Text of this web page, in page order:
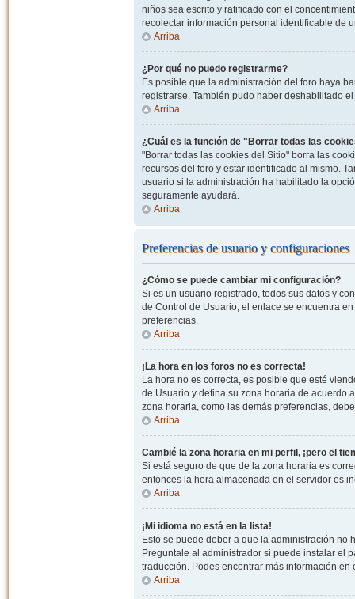
niños sea escrito y ratificado con el
recolectar información personal identificable de
Arriba
¿Por qué no puedo registrarme?
Es posible que la administración del foro haya
registrarse. También pudo haber deshabilitado
Arriba
¿Cuál es la función de "Borrar todas las
"Borrar todas las cookies del Sitio" borra las
recursos del foro y estar identificado al mismo.
usuario si la administración ha habilitado la
seguramente ayudará.
Arriba
Preferencias de usuario y configuraciones
¿Cómo se puede cambiar mi configuración?
Si es un usuario registrado, todos sus datos y
de Control de Usuario; el enlace se encuentra
preferencias.
Arriba
¡La hora en los foros no es correcta!
La hora no es correcta, es posible que esté
de Usuario y defina su zona horaria de acuerdo
zona horaria, como las demás preferencias,
Arriba
Cambié la zona horaria en mi perfil, ¡pero el
Si está seguro de que de la zona horaria es
entonces la hora almacenada en el servidor es
Arriba
¡Mi idioma no está en la lista!
Esto se puede deber a que la administración no
Preguntale al administrador si puede instalar el
traducción. Podes encontrar más información
Arriba